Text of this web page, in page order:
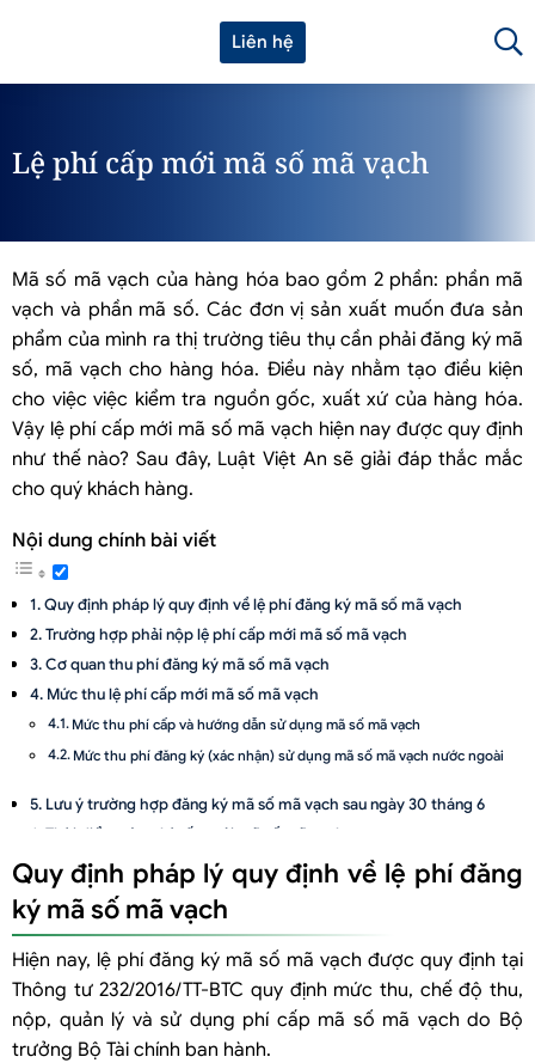
Liên hệ
Lệ phí cấp mới mã số mã vạch
Mã số mã vạch của hàng hóa bao gồm 2 phần: phần mã
vạch và phần mã số. Các đơn vị sản xuất muốn đưa sản
phẩm của mình ra thị trường tiêu thụ cần phải đăng ký mã
số, mã vạch cho hàng hóa. Điều này nhằm tạo điều kiện
cho việc việc kiểm tra nguồn gốc, xuất xứ của hàng hóa.
Vậy lệ phí cấp mới mã số mã vạch hiện nay được quy định
như thế nào? Sau đây, Luật Việt An sẽ giải đáp thắc mắc
cho quý khách hàng.
Nội dung chính bài viết
Quy định pháp lý quy định về lệ phí đăng ký mã số mã vạch
Trường hợp phải nộp lệ phí cấp mới mã số mã vạch
Cơ quan thu phí đăng ký mã số mã vạch
Mức thu lệ phí cấp mới mã số mã vạch
Mức thu phí cấp và hướng dẫn sử dụng mã số mã vạch
Mức thu phí đăng ký (xác nhận) sử dụng mã số mã vạch nước ngoài
Lưu ý trường hợp đăng ký mã số mã vạch sau ngày 30 tháng 6
Thời điểm nộp phí cấp mới mã số mã vạch
Hình thức nộp phí đăng ký mã vạch
Không nộp phí đăng ký mã số mã vạch thì có được cấp Giấy chứng
nhận quyền sử dụng mã số, mã vạch không?
Không đăng ký mã số mã vạch thì có bị xử phạt không?
Quy định pháp lý quy định về lệ phí đăng
ký mã số mã vạch
Hiện nay, lệ phí đăng ký mã số mã vạch được quy định tại
Thông tư 232/2016/TT-BTC quy định mức thu, chế độ thu,
nộp, quản lý và sử dụng phí cấp mã số mã vạch do Bộ
trưởng Bộ Tài chính ban hành.